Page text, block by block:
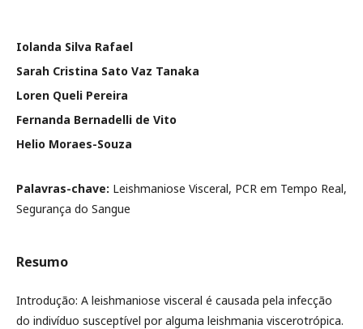
Iolanda Silva Rafael
Sarah Cristina Sato Vaz Tanaka
Loren Queli Pereira
Fernanda Bernadelli de Vito
Helio Moraes-Souza
Palavras-chave: Leishmaniose Visceral, PCR em Tempo Real,
Segurança do Sangue
Resumo
Introdução: A leishmaniose visceral é causada pela infecção
do indivíduo susceptível por alguma leishmania viscerotrópica.